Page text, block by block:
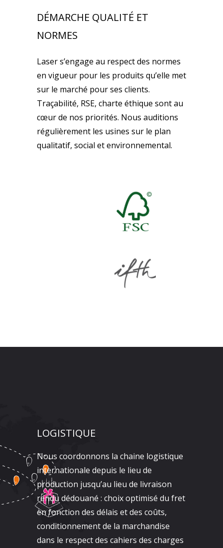
DÉMARCHE QUALITÉ ET
NORMES
Laser s’engage au respect des normes
en vigueur pour les produits qu’elle met
sur le marché pour ses clients.
Traçabilité, RSE, charte éthique sont au
cœur de nos priorités. Nous auditions
régulièrement les usines sur le plan
qualitatif, social et environnemental.
LOGISTIQUE
Nous coordonnons la chaine logistique
internationale depuis le lieu de
production jusqu’au lieu de livraison
rendu dédouané : choix optimisé du fret
en fonction des délais et des coûts,
conditionnement de la marchandise
dans le respect des cahiers des charges